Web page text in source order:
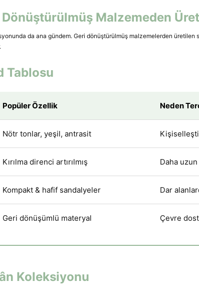
Malzemeden
da ana gündem. Geri dönüştürülmüş malzemelerden
Tablosu
Popüler Özellik Neden
Nötr tonlar, yeşil, antrasit
Kırılma direnci artırılmış Daha
Kompakt & hafif sandalyeler Dar
Geri dönüşümlü materyal Çevre
Koleksiyonu